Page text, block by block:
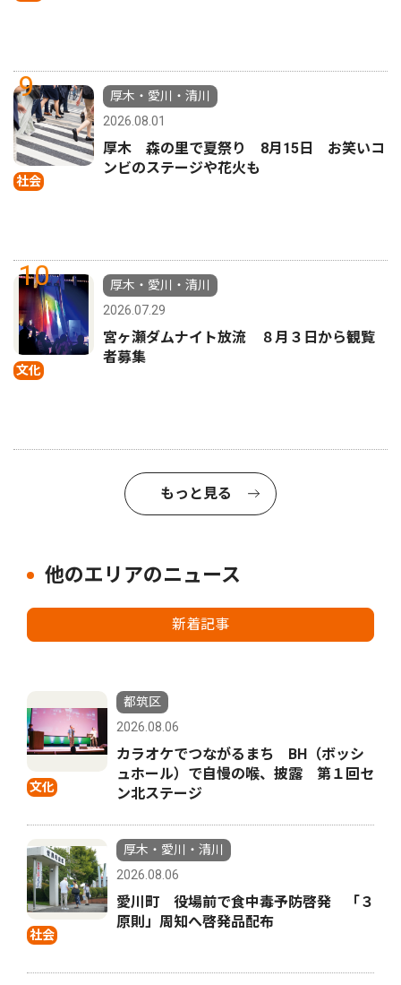
9
社会
厚木・愛川・清川
2026.08.01
厚木 森の里で夏祭り 8月15日 お笑いコ
ンビのステージや花火も
10
文化
厚木・愛川・清川
2026.07.29
宮ヶ瀬ダムナイト放流 ８月３日から観覧
者募集
もっと見る
他のエリアのニュース
新着記事
文化
都筑区
2026.08.06
カラオケでつながるまち BH（ボッシ
ュホール）で自慢の喉、披露 第１回セ
ン北ステージ
社会
厚木・愛川・清川
2026.08.06
愛川町 役場前で食中毒予防啓発 「３
原則」周知へ啓発品配布